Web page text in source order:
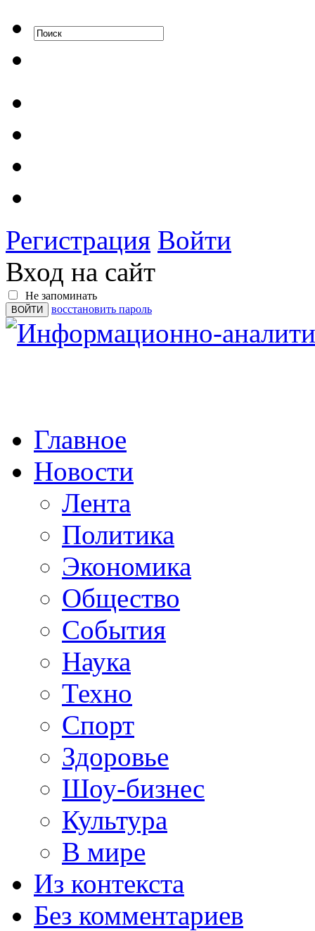
Регистрация Войти
Вход на сайт
Не запоминать
восстановить пароль
Главное
Новости
Лента
Политика
Экономика
Общество
События
Наука
Техно
Спорт
Здоровье
Шоу-бизнес
Культура
В мире
Из контекста
Без комментариев